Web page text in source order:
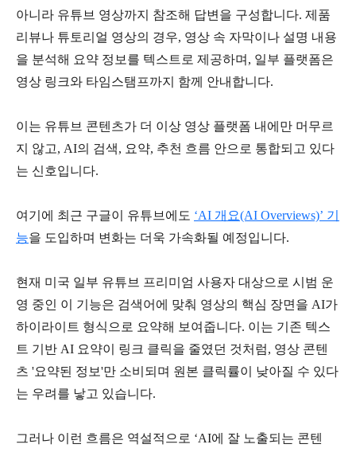
아니라 유튜브 영상까지 참조해 답변을 구성합니다. 제품
리뷰나 튜토리얼 영상의 경우, 영상 속 자막이나 설명 내용
을 분석해 요약 정보를 텍스트로 제공하며 , 일부 플랫폼은
영상 링크와 타임스탬프까지 함께 안내합니다.
이는 유튜브 콘텐츠가 더 이상 영상 플랫폼 내에만 머무르
지 않고, AI의 검색, 요약, 추천 흐름 안으로 통합되고 있다
는 신호입니다.
여기에 최근 구글이 유튜브에도 ‘AI 개요(AI Overviews)’ 기
능을 도입하며 변화는 더욱 가속화될 예정입니다.
현재 미국 일부 유튜브 프리미엄 사용자 대상으로 시범 운
영 중인 이 기능은 검색어에 맞춰 영상의 핵심 장면을 AI가
하이라이트 형식으로 요약해 보여줍니다. 이는 기존 텍스
트 기반 AI 요약이 링크 클릭을 줄였던 것처럼, 영상 콘텐
츠 '요약된 정보'만 소비되며 원본 클릭률이 낮아질 수 있다
는 우려를 낳고 있습니다.
그러나 이런 흐름은 역설적으로 ‘AI에 잘 노출되는 콘텐